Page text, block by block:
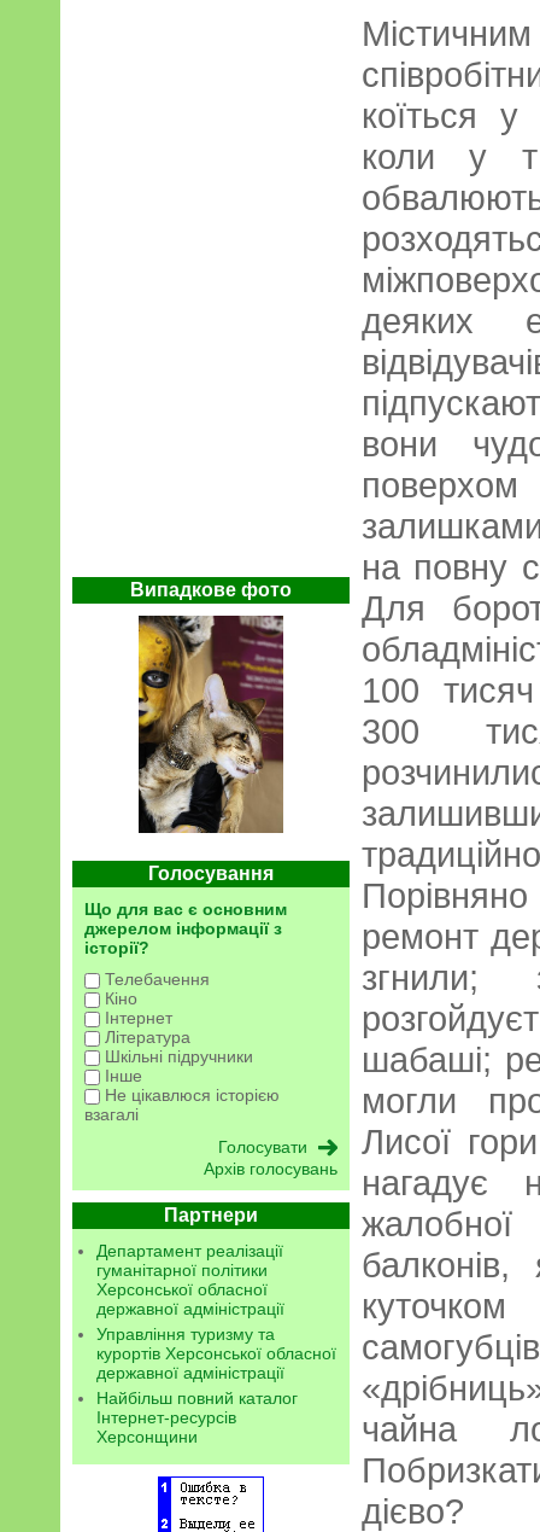
Випадкове фото
Голосування
Що для вас є основним
джерелом інформації з
історії?
Телебачення
Кіно
Інтернет
Література
Шкільні підручники
Інше
Не цікавлюся історією
взагалі
Архів голосувань
Партнери
Департамент реалізації
гуманітарної політики
Херсонської обласної
державної адміністрації
Управління туризму та
курортів Херсонської обласної
державної адміністрації
Найбільш повний каталог
Інтернет-ресурсів
Херсонщини
Містичним
коїться
коли у
деяких
вони
на повну
Для
100
300
ремонт
згнили;
шабаші;
могли
Лисої
нагадує
чайна
дієво?